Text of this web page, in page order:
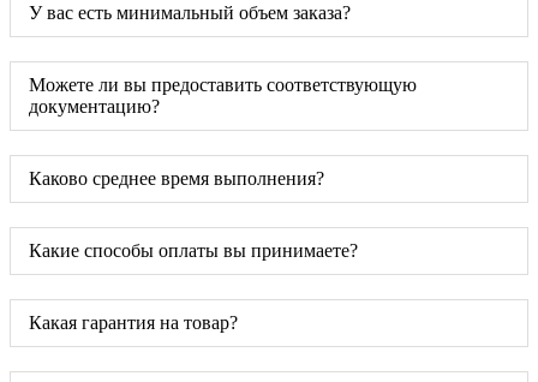
У вас есть минимальный объем заказа?
Можете ли вы предоставить соответствующую
документацию?
Каково среднее время выполнения?
Какие способы оплаты вы принимаете?
Какая гарантия на товар?